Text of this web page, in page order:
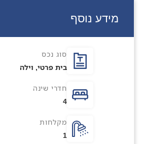
מידע נוסף
סוג נכס
בית פרטי, וילה
חדרי שינה
4
מקלחות
1